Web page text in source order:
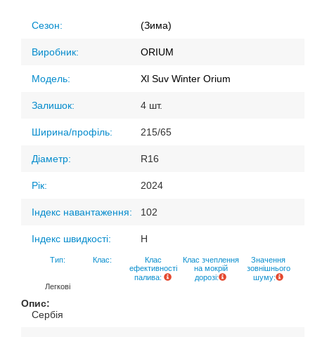
Сезон: (Зима)
Виробник: ORIUM
Модель: Xl Suv Winter Orium
Залишок: 4 шт.
Ширина/профіль: 215/65
Діаметр: R16
Рік: 2024
Індекс навантаження: 102
Індекс швидкості: H
Тип:
Легкові
Клас:
Клас
ефективності
палива:
Клас зчеплення
на мокрій
дорозі:
Значення
зовнішнього
шуму:
Опис:
Сербія